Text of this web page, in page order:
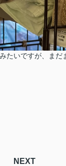
たいですが、まだ
NEXT